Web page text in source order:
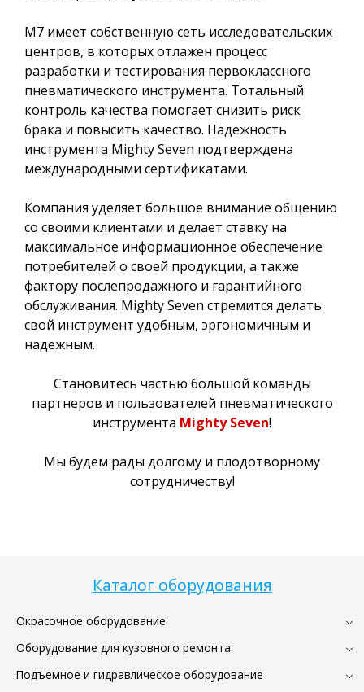
Каталог оборудования
Окрасочное оборудование
Оборудование для кузовного ремонта
Подъемное и гидравлическое оборудование
M7 имеет собственную сеть исследовательских
центров, в которых отлажен процесс
разработки и тестирования первоклассного
пневматического инструмента. Тотальный
контроль качества помогает снизить риск
брака и повысить качество. Надежность
инструмента Mighty Seven подтверждена
международными сертификатами.
Компания уделяет большое внимание общению
со своими клиентами и делает ставку на
максимальное информационное обеспечение
потребителей о своей продукции, а также
фактору послепродажного и гарантийного
обслуживания. Mighty Seven стремится делать
свой инструмент удобным, эргономичным и
надежным.
Становитесь частью большой команды
партнеров и пользователей пневматического
инструмента Mighty Seven!
Мы будем рады долгому и плодотворному
сотрудничеству!